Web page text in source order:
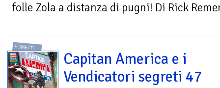
folle Zola a distanza di pugni! Di Rick
FUMETTI
Capitan America e i
Vendicatori segreti 47